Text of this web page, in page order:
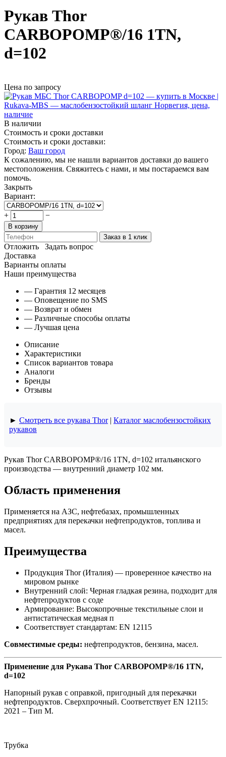
Рукав Thor
CARBOPOMP®/16 1TN,
d=102
Цена по запросу
В наличии
Стоимость и сроки доставки
Стоимость и сроки доставки:
Город: Ваш город
К сожалению, мы не нашли вариантов доставки до вашего
местоположения. Свяжитесь с нами, и мы постараемся вам
помочь.
Закрыть
Вариант:
+ −
В корзину
Заказ в 1 клик
Отложить
Задать вопрос
Доставка
Варианты оплаты
Наши преимущества
— Гарантия 12 месяцев
— Оповещение по SMS
— Возврат и обмен
— Различные способы оплаты
— Лучшая цена
Описание
Характеристики
Список вариантов товара
Аналоги
Бренды
Отзывы
► Смотреть все рукава Thor| Каталог маслобензостойких
рукавов
Рукав Thor CARBOPOMP®/16 1TN, d=102 итальянского
производства — внутренний диаметр 102 мм.
Область применения
Применяется на АЗС, нефтебазах, промышленных
предприятиях для перекачки нефтепродуктов, топлива и
масел.
Преимущества
Продукция Thor (Италия) — проверенное качество на
мировом рынке
Внутренний слой: Черная гладкая резина, подходит для
нефтепродуктов с соде
Армирование: Высокопрочные текстильные слои и
антистатическая медная п
Соответствует стандартам: EN 12115
Совместимые среды: нефтепродуктов, бензина, масел.
Применение для Рукава Thor CARBOPOMP®/16 1TN,
d=102
Напорный рукав с оправкой, пригодный для перекачки
нефтепродуктов. Сверхпрочный. Соответствует EN 12115:
2021 – Тип M.
Трубка